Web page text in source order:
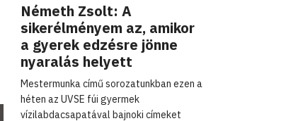
Németh Zsolt: A
sikerélményem az, amikor
a gyerek edzésre jönne
nyaralás helyett
Mestermunka című sorozatunkban ezen a
héten az UVSE fúi gyermek
vízilabdacsapatával bajnoki címeket